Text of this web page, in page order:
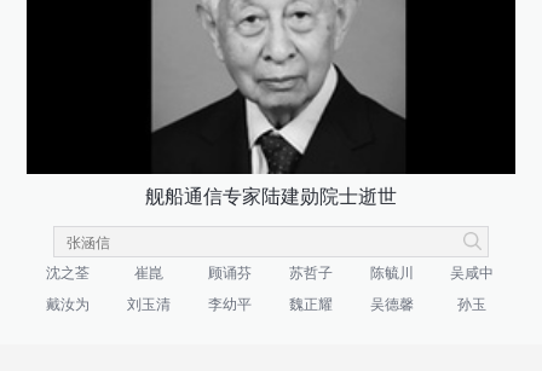
舰船通信专家陆建勋院士逝世
沈之荃 崔崑 顾诵芬 苏哲子 陈毓川
吴咸中
戴汝为
刘玉清 李幼平 魏正耀 吴德馨 孙玉